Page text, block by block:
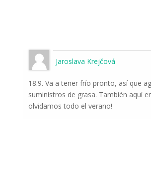
Jaroslava Krejčová
18.9. Va a tener frío pronto, así que
suministros de grasa. También aquí
olvidamos todo el verano!